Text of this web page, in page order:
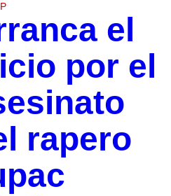
el
por el
rapero